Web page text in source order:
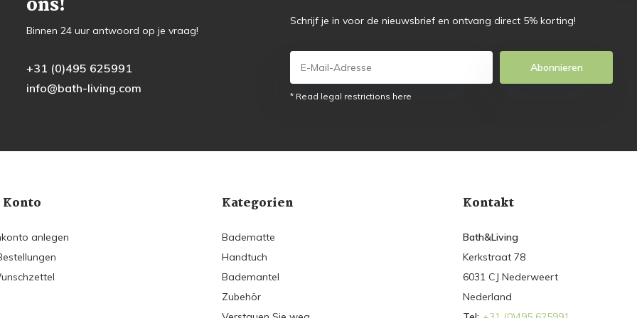
ons!
Binnen 24 uur antwoord op je vraag!
+31 (0)495 625991
info@bath-living.com
Schrijf je in voor de nieuwsbrief en ontvang direct 5% korting!
Abonnieren
* Read legal restrictions here
anlegen
Kategorien
Badematte
Handtuch
Bademantel
Zubehör
Kontakt
Bath&Living
Kerkstraat 78
6031 CJ Nederweert
Nederland